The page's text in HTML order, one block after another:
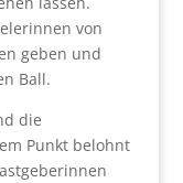
von
geben und
Ball.
die
Punkt belohnt